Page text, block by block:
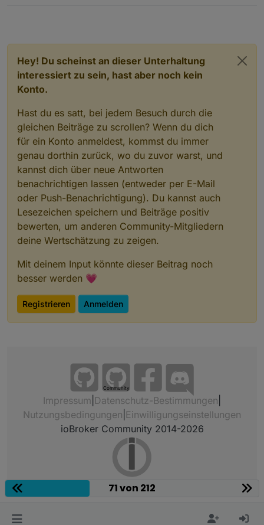
Hey! Du scheinst an dieser Unterhaltung
interessiert zu sein, hast aber noch kein
Konto.
Hast du es satt, bei jedem Besuch durch die
gleichen Beiträge zu scrollen? Wenn du dich
für ein Konto anmeldest, kommst du immer
genau dorthin zurück, wo du zuvor warst, und
kannst dich über neue Antworten
benachrichtigen lassen (entweder per E-Mail
oder Push-Benachrichtigung). Du kannst auch
Lesezeichen speichern und Beiträge positiv
bewerten, um anderen Community-Mitgliedern
deine Wertschätzung zu zeigen.
Mit deinem Input könnte dieser Beitrag noch
besser werden 💗
Registrieren Anmelden
Community
Impressum Datenschutz-Bestimmungen
Nutzungsbedingungen Einwilligungseinstellungen
ioBroker Community 2014-2026
71 von 212